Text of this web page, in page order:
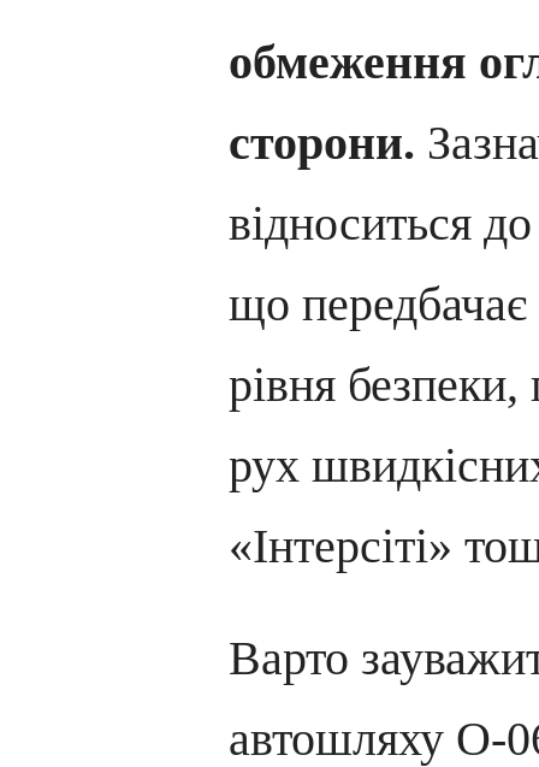
обмеження
сторони.
відноситься
що
рівня безпеки,
рух
«Інтерсіті»
Варто
автошляху О-